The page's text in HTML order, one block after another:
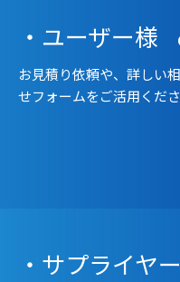
・ユーザー様
お見積り依頼や、詳しい
せフォームをご活用くだ
・サプライヤ